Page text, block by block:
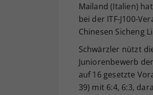
Mailand (Italien)
bei der ITF-J100-
Chinesen Sicheng
Schwärzler nützt
Juniorenbewerb
auf 16 gesetzte
39) mit 6:4, 6:3,